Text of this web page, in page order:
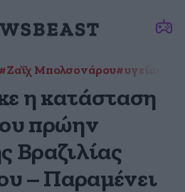
#Ζαΐχ Μπολσονάρου#υγεία
η κατάσταση
πρώην
Βραζιλίας
– Παραμένει